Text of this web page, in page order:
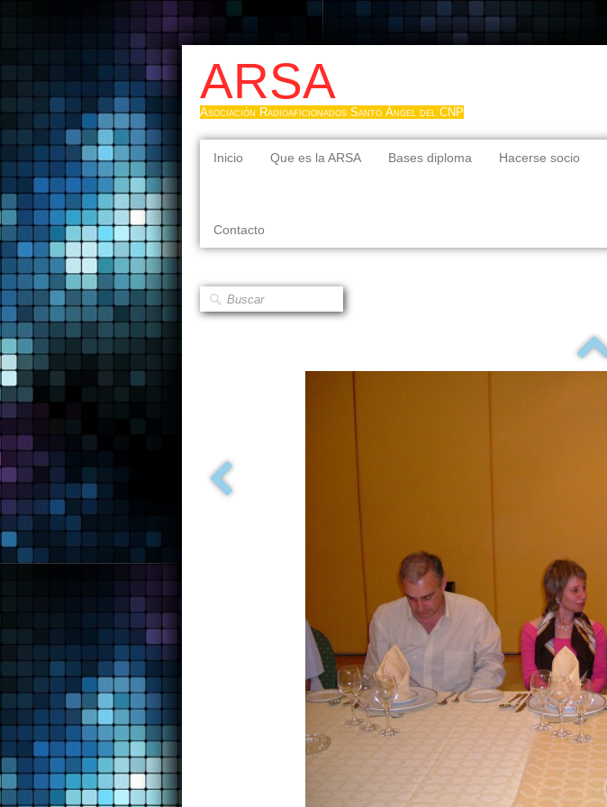
ARSA
Asociación Radioaficionados Santo Ángel del CNP
Inicio Que es la ARSA Bases diploma Hacerse socio
Contacto